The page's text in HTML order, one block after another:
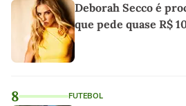
Deborah Secco é
que pede quase R$
8 FUTEBOL